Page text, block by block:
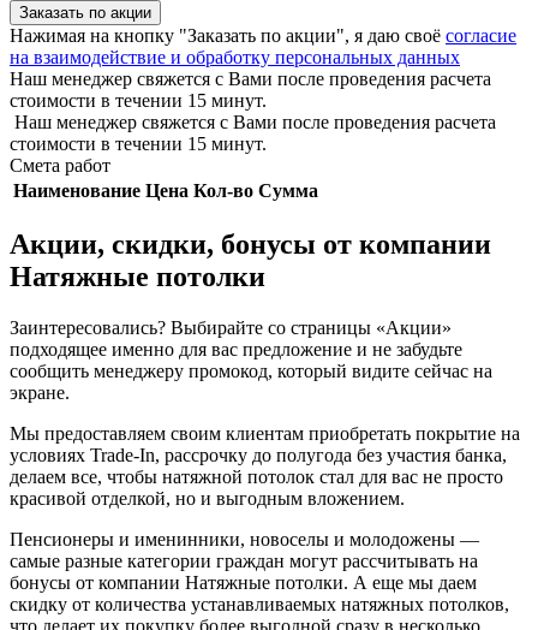
Заказать по акции
Нажимая на кнопку "Заказать по акции", я даю своё согласие
на взаимодействие и обработку персональных данных
Наш менеджер свяжется с Вами после проведения расчета
стоимости в течении 15 минут.
Наш менеджер свяжется с Вами после проведения расчета
стоимости в течении 15 минут.
Смета работ
Наименование Цена Кол-во Сумма
Акции, скидки, бонусы от компании
Натяжные потолки
Заинтересовались? Выбирайте со страницы «Акции»
подходящее именно для вас предложение и не забудьте
сообщить менеджеру промокод, который видите сейчас на
экране.
Мы предоставляем своим клиентам приобретать покрытие на
условиях Trade-In, рассрочку до полугода без участия банка,
делаем все, чтобы натяжной потолок стал для вас не просто
красивой отделкой, но и выгодным вложением.
Пенсионеры и именинники, новоселы и молодожены —
самые разные категории граждан могут рассчитывать на
бонусы от компании Натяжные потолки. А еще мы даем
скидку от количества устанавливаемых натяжных потолков,